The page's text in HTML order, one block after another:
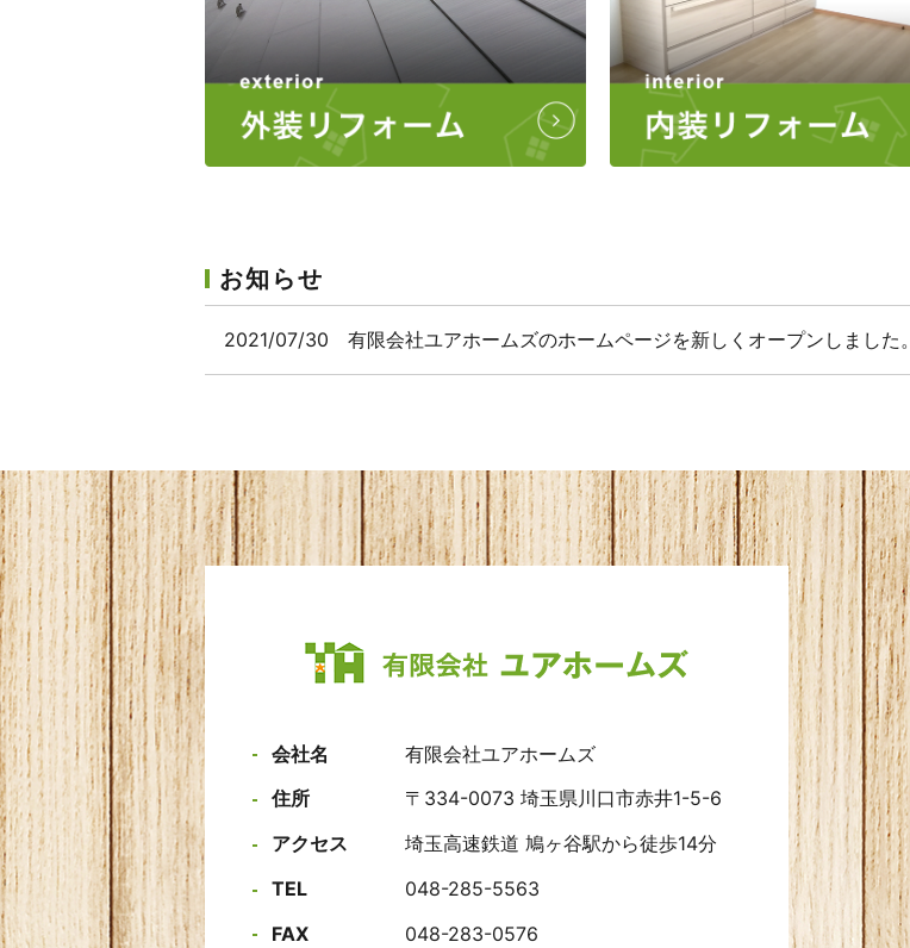
お知らせ
2021/07/30 有限会社ユアホームズのホームページを新しくオープンしました。
会社名
有限会社ユアホームズ
住所
〒334-0073 埼玉県川口市赤井1-5-6
アクセス
埼玉高速鉄道 鳩ヶ谷駅から徒歩14分
TEL
048-285-5563
FAX
048-283-0576